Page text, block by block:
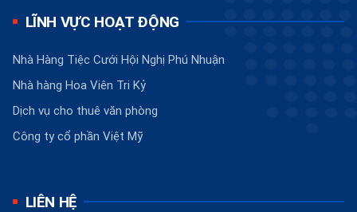
LĨNH VỰC HOẠT ĐỘNG
Nhà Hàng Tiệc Cưới Hội Nghị Phú Nhuận
Nhà hàng Hoa Viên Tri Kỷ
Dịch vụ cho thuê văn phòng
Công ty cổ phần Việt Mỹ
LIÊN HỆ